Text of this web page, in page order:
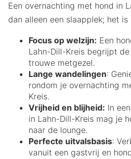
Een overnachting met hond in
dan alleen een slaapplek; het
Focus op welzijn: Een
Lahn-Dill-Kreis begrijpt
trouwe metgezel.
Lange wandelingen:
rondom je overnachting
Kreis.
Vrijheid en blijheid: In
in Lahn-Dill-Kreis mag je
naar de lounge.
Perfecte uitvalsbasis:
vanuit een gastvrij en